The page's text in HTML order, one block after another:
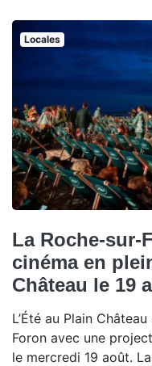
Locales
La Roche-sur-
cinéma en
Château le 19
L’Été au Plain
Foron avec une
le mercredi 19 août.